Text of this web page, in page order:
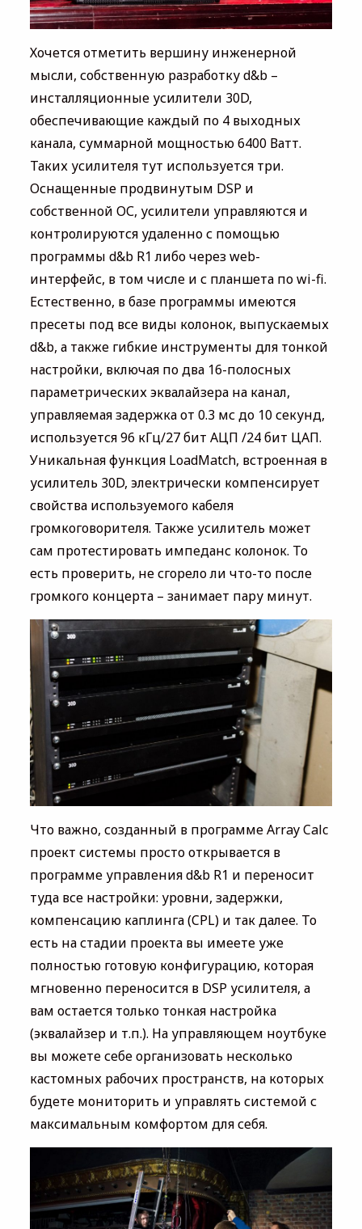
Хочется отметить вершину инженерной
мысли, собственную разработку d&b –
инсталляционные усилители 30D,
обеспечивающие каждый по 4 выходных
канала, суммарной мощностью 6400 Ватт.
Таких усилителя тут используется три.
Оснащенные продвинутым DSP и
собственной ОС, усилители управляются и
контролируются удаленно с помощью
программы d&b R1 либо через web-
интерфейс, в том числе и с планшета по wi-fi.
Естественно, в базе программы имеются
пресеты под все виды колонок, выпускаемых
d&b, а также гибкие инструменты для тонкой
настройки, включая по два 16-полосных
параметрических эквалайзера на канал,
управляемая задержка от 0.3 мс до 10 секунд,
используется 96 кГц/27 бит АЦП /24 бит ЦАП.
Уникальная функция LoadMatch, встроенная в
усилитель 30D, электрически компенсирует
свойства используемого кабеля
громкоговорителя. Также усилитель может
сам протестировать импеданс колонок. То
есть проверить, не сгорело ли что-то после
громкого концерта – занимает пару минут.
Что важно, созданный в программе Array Calc
проект системы просто открывается в
программе управления d&b R1 и переносит
туда все настройки: уровни, задержки,
компенсацию каплинга (CPL) и так далее. То
есть на стадии проекта вы имеете уже
полностью готовую конфигурацию, которая
мгновенно переносится в DSP усилителя, а
вам остается только тонкая настройка
(эквалайзер и т.п.). На управляющем ноутбуке
вы можете себе организовать несколько
кастомных рабочих пространств, на которых
будете мониторить и управлять системой с
максимальным комфортом для себя.